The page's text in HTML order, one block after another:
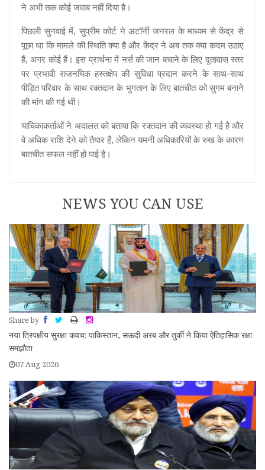
ने अभी तक कोई जवाब नहीं दिया है।
पिछली सुनवाई में, सुप्रीम कोर्ट ने अटॉर्नी जनरल के माध्यम से केंद्र से
पूछा था कि मामले की स्थिति क्या है और केंद्र ने अब तक क्या कदम उठाए
हैं, अगर कोई हैं। इस प्रार्थना में नर्स की जान बचाने के लिए दूतावास स्तर
पर प्रभावी राजनयिक हस्तक्षेप की सुविधा प्रदान करने के साथ-साथ
पीड़ित परिवार के साथ रक्तदान के भुगतान के लिए बातचीत को सुगम बनाने
की मांग की गई थी।
याचिकाकर्ताओं ने अदालत को बताया कि रक्तदान की व्यवस्था हो गई है और
वे अधिक राशि देने को तैयार हैं, लेकिन यमनी अधिकारियों के रुख के कारण
बातचीत सफल नहीं हो पाई है।
NEWS YOU CAN USE
Share by
नया त्रिपक्षीय सुरक्षा कवच: पाकिस्तान, सऊदी अरब और तुर्की ने किया ऐतिहासिक रक्षा
समझौता
07 Aug 2026